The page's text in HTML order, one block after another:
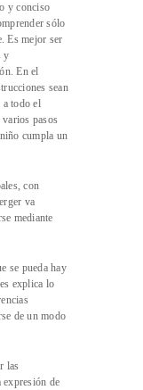
y conciso
sólo
Es mejor ser
y
En el
sean
a todo el
pasos
cumpla un
con
va
mediante
se pueda hay
explica lo
de un modo
las
de